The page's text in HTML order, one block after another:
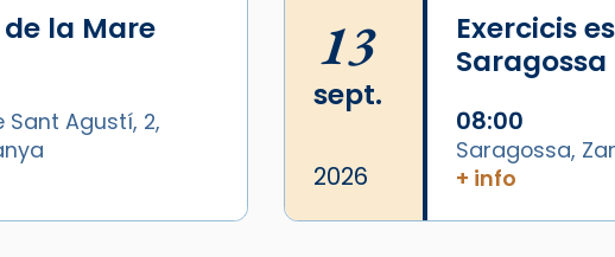
la Mare
Agustí, 2,
13
sept.
2026
Exercicis
Saragossa
08:00
Saragossa,
+ info